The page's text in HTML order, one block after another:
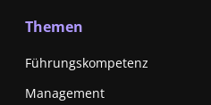
Themen
Führungskompetenz
Management